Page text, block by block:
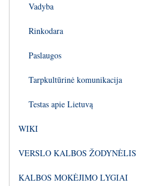
Vadyba
Rinkodara
Paslaugos
Tarpkultūrinė komunikacija
Testas apie Lietuvą
WIKI
VERSLO KALBOS ŽODYNĖLIS
KALBOS MOKĖJIMO LYGIAI